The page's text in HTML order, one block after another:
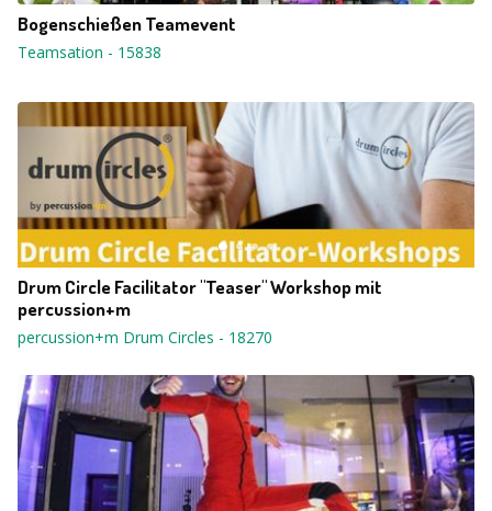
Bogenschießen Teamevent
Teamsation - 15838
Drum Circle Facilitator "Teaser" Workshop mit
percussion+m
percussion+m Drum Circles - 18270